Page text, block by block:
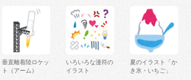
垂直離着陸ロケッ
ト（アーム）
いろいろな漫符の
イラスト
夏のイラスト「か
き氷・いちご」